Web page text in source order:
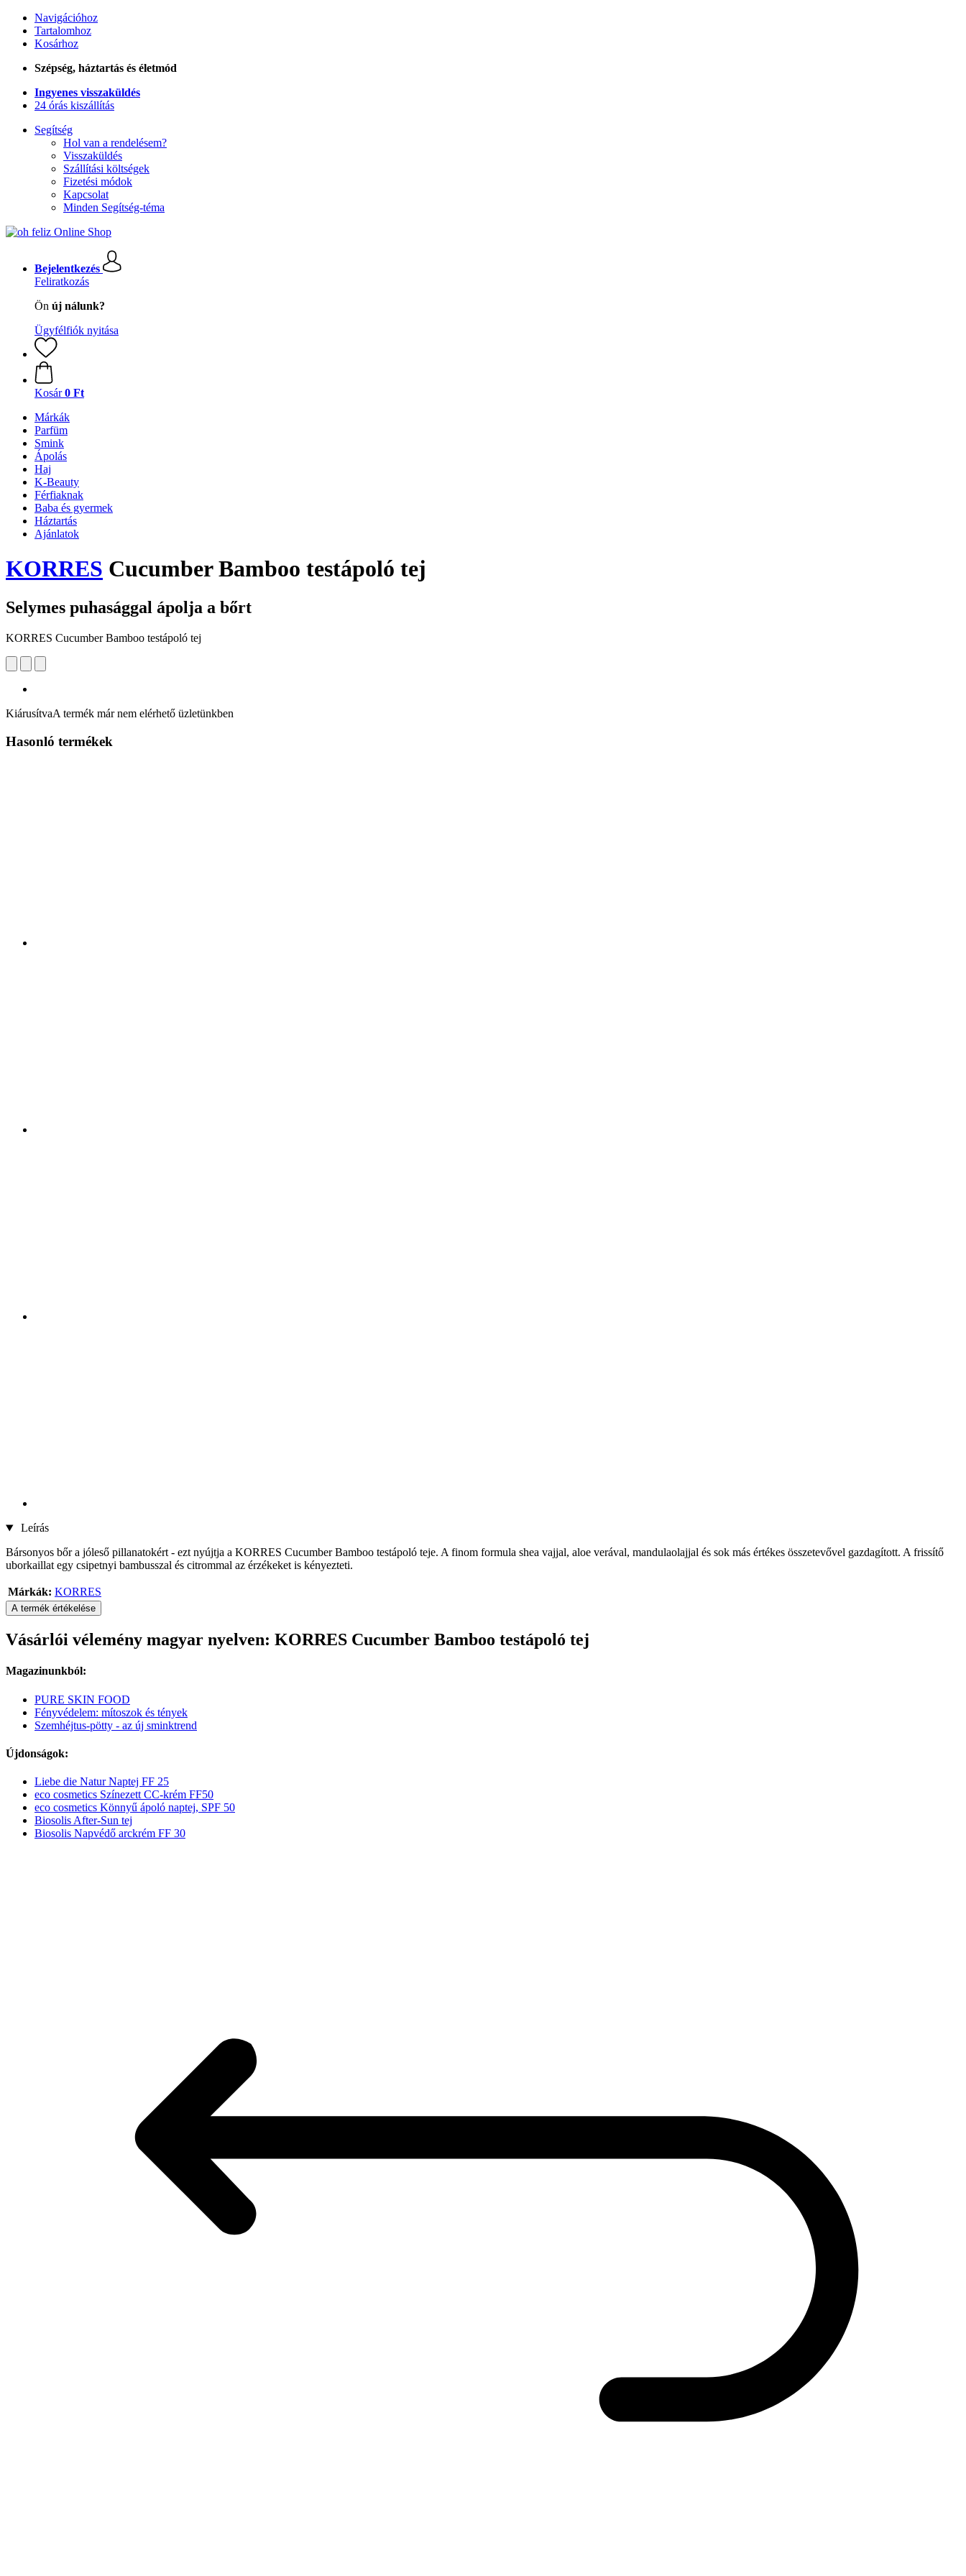
Navigációhoz
Tartalomhoz
Kosárhoz
Szépség, háztartás és életmód
Ingyenes visszaküldés
24 órás kiszállítás
Segítség
Hol van a rendelésem?
Visszaküldés
Szállítási költségek
Fizetési módok
Kapcsolat
Minden Segítség-téma
Bejelentkezés
Feliratkozás
Ön új nálunk?
Ügyfélfiók nyitása
Kosár 0 Ft
Márkák
Parfüm
Smink
Ápolás
Haj
K-Beauty
Férfiaknak
Baba és gyermek
Háztartás
Ajánlatok
KORRES Cucumber Bamboo testápoló tej
Selymes puhasággal ápolja a bőrt
KORRES Cucumber Bamboo testápoló tej
KiárusítvaA termék már nem elérhető üzletünkben
Hasonló termékek
Leírás
Bársonyos bőr a jóleső pillanatokért - ezt nyújtja a KORRES Cucumber Bamboo testápoló teje. A finom formula shea vajjal, aloe verával, mandulaolajjal és sok más értékes összetevővel gazdagított. A frissítő
uborkaillat egy csipetnyi bambusszal és citrommal az érzékeket is kényezteti.
Márkák: KORRES
A termék értékelése
Vásárlói vélemény magyar nyelven: KORRES Cucumber Bamboo testápoló tej
Magazinunkból:
PURE SKIN FOOD
Fényvédelem: mítoszok és tények
Szemhéjtus-pötty - az új sminktrend
Újdonságok:
Liebe die Natur Naptej FF 25
eco cosmetics Színezett CC-krém FF50
eco cosmetics Könnyű ápoló naptej, SPF 50
Biosolis After-Sun tej
Biosolis Napvédő arckrém FF 30